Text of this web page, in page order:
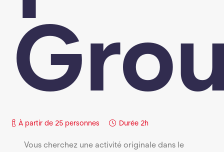
À partir de 25 personnes Durée 2h
Vous cherchez une activité originale dans le